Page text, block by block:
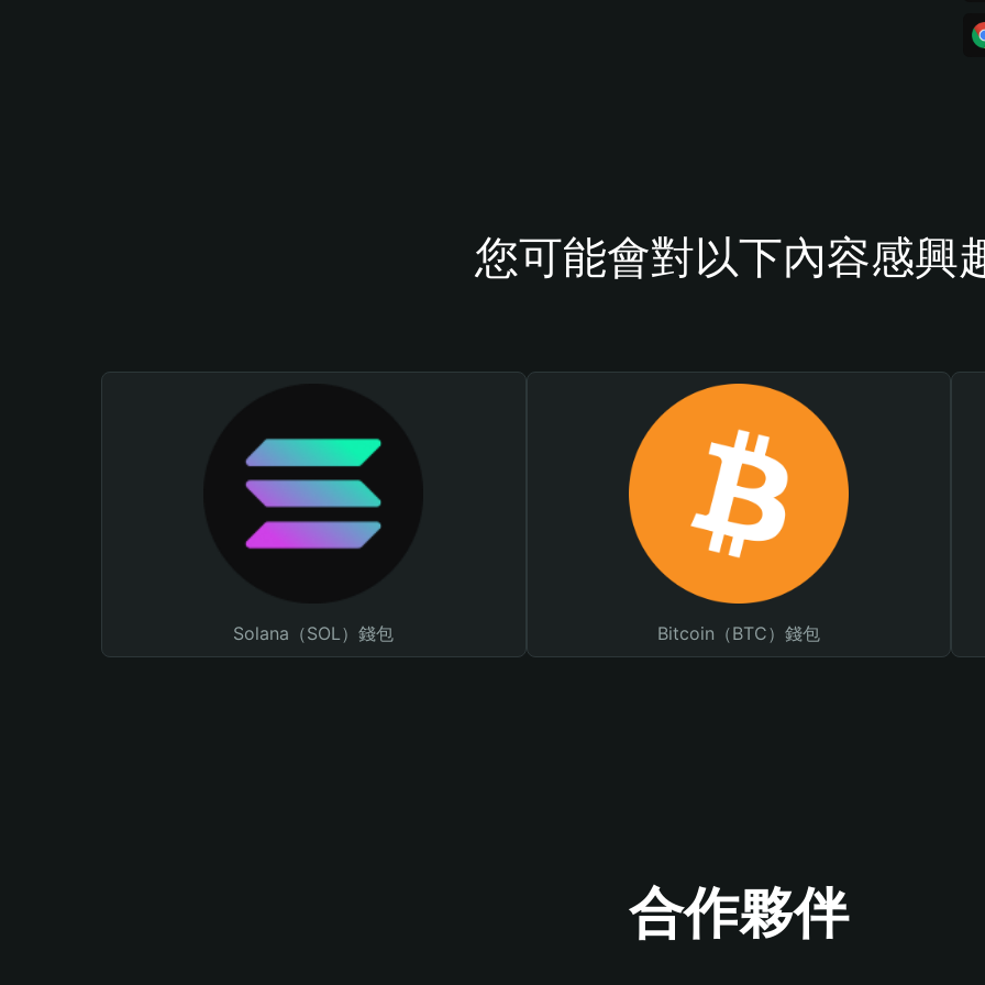
您可能會對以下內容感興
Solana（SOL）錢包 Bitcoin（BTC）錢包
合作夥伴